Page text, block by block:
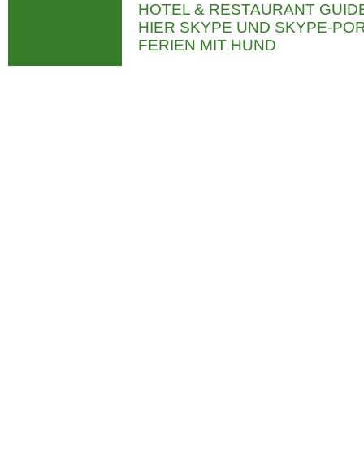
HOTEL & RESTAURANT
HIER SKYPE UND SKYPE-
FERIEN MIT HUND